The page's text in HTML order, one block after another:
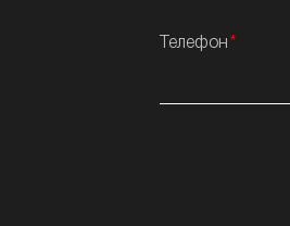
Телефон